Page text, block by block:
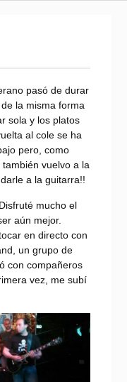
pasó de durar
la misma forma
sola y los platos
al cole se ha
pero, como
vuelvo a la
a la guitarra!!
mucho el
aún mejor.
en directo con
un grupo de
con compañeros
vez, me subí